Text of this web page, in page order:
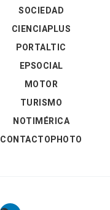
SOCIEDAD
CIENCIAPLUS
PORTALTIC
EPSOCIAL
MOTOR
TURISMO
NOTIMÉRICA
CONTACTOPHOTO